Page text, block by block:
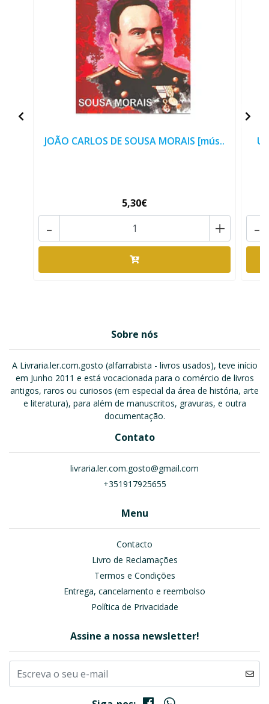
JOÃO CARLOS DE SOUSA MORAIS [mús..
5,30€
+
- -
Sobre nós
A Livraria.ler.com.gosto (alfarrabista - livros usados), teve início
em Junho 2011 e está vocacionada para o comércio de livros
antigos, raros ou curiosos (em especial da área de história, arte
e literatura), para além de manuscritos, gravuras, e outra
documentação.
Contato
livraria.ler.com.gosto@gmail.com
+351917925655
Menu
Contacto
Livro de Reclamações
Termos e Condições
Entrega, cancelamento e reembolso
Política de Privacidade
Assine a nossa newsletter!